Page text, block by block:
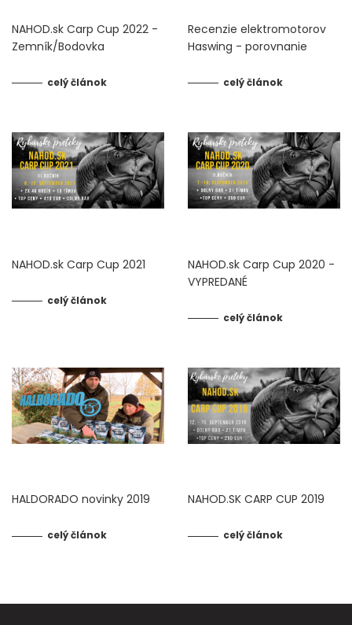
NAHOD.sk Carp Cup 2022 -
Zemník/Bodovka
celý článok
Recenzie elektromotorov
Haswing - porovnanie
celý článok
NAHOD.sk Carp Cup 2021
celý článok
NAHOD.sk Carp Cup 2020 -
VYPREDANÉ
celý článok
HALDORADO novinky 2019
celý článok
NAHOD.SK CARP CUP 2019
celý článok
KRMÍTKA, OLOVÁ, ZÁŤAŽE
NOŽNICE A KLIEŠTE
PVA PROGRAM
Doplnky na feeder a plávanú
BIVAKY A PRÍSTREŠKY
PREHOZY, DOPLNKY K BIVAKOM
LEHÁTKA